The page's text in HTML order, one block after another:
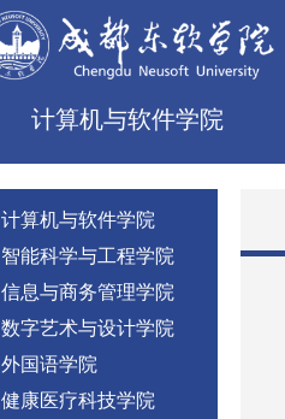
计算机与软件学院
计算机与软件学院
智能科学与工程学院
信息与商务管理学院
数字艺术与设计学院
外国语学院
健康医疗科技学院